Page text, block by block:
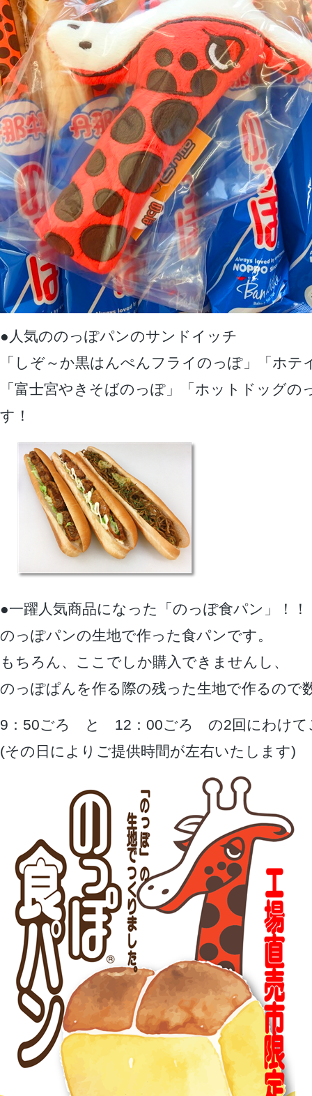
●人気ののっぽパンのサンドイッチ
「しぞ～か黒はんぺんフライのっぽ」「ホ
「富士宮やきそばのっぽ」「ホットドッグの
す！
●一躍人気商品になった「のっぽ食パン」！！
のっぽパンの生地で作った食パンです。
もちろん、ここでしか購入できませんし、
のっぽぱんを作る際の残った生地で作るので
9：50ごろ と 12：00ごろ の2回にわけて
(その日によりご提供時間が左右いたします)